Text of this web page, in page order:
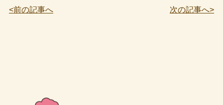
<前の記事へ 次の記事へ>